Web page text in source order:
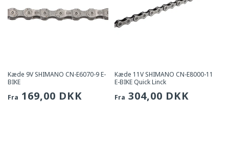
Kæde 9V SHIMANO CN-E6070-9 E-
BIKE
Sædvanlig
Fra 169,00 DKK
Kæde 11V SHIMANO CN-E8000-11
E-BIKE Quick Linck
Sædvanlig
Fra 304,00 DKK